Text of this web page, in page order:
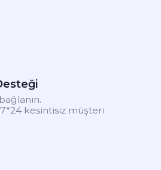
7*24 kesintisiz müşteri